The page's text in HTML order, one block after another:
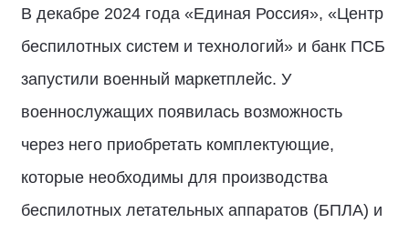
В декабре 2024 года «Единая Россия», «Центр
беспилотных систем и технологий» и банк ПСБ
запустили военный маркетплейс. У
военнослужащих появилась возможность
через него приобретать комплектующие,
которые необходимы для производства
беспилотных летательных аппаратов (БПЛА) и